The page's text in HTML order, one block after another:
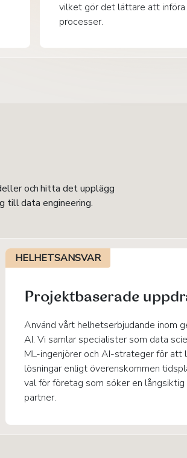
vilket gör det lättare att
processer.
och hitta det upplägg
till data engineering.
Projektbaserade
HELHETSANSVAR
Använd vårt helhetserbjudande inom
AI. Vi samlar specialister som data
ML-ingenjörer och AI-strateger för att
lösningar enligt överenskommen
val för företag som söker en
partner.